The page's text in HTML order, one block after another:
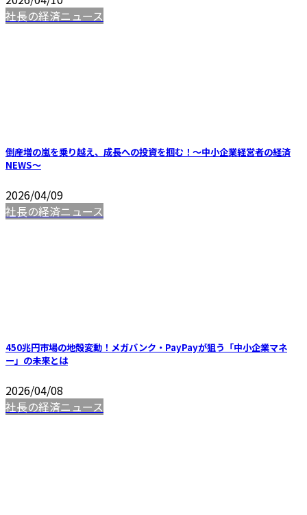
社長の経済ニュース
倒産増の嵐を乗り越え、成長への投資を掴む！～中小企業経営者の経済
NEWS～
2026/04/09
社長の経済ニュース
450兆円市場の地殻変動！メガバンク・PayPayが狙う「中小企業マネ
ー」の未来とは
2026/04/08
社長の経済ニュース